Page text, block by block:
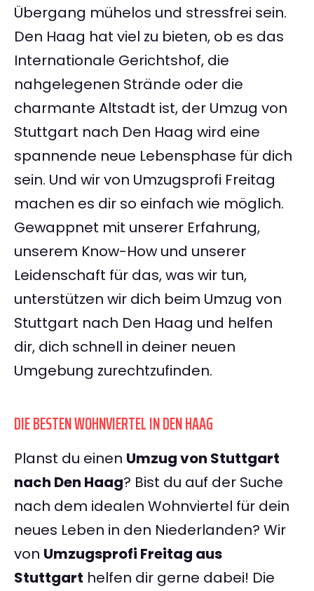
Übergang mühelos und stressfrei sein.
Den Haag hat viel zu bieten, ob es das
Internationale Gerichtshof, die
nahgelegenen Strände oder die
charmante Altstadt ist, der Umzug von
Stuttgart nach Den Haag wird eine
spannende neue Lebensphase für dich
sein. Und wir von Umzugsprofi Freitag
machen es dir so einfach wie möglich.
Gewappnet mit unserer Erfahrung,
unserem Know-How und unserer
Leidenschaft für das, was wir tun,
unterstützen wir dich beim Umzug von
Stuttgart nach Den Haag und helfen
dir, dich schnell in deiner neuen
Umgebung zurechtzufinden.
DIE BESTEN WOHNVIERTEL IN DEN HAAG
Planst du einen Umzug von Stuttgart
nach Den Haag? Bist du auf der Suche
nach dem idealen Wohnviertel für dein
neues Leben in den Niederlanden? Wir
von Umzugsprofi Freitag aus
Stuttgart helfen dir gerne dabei! Die